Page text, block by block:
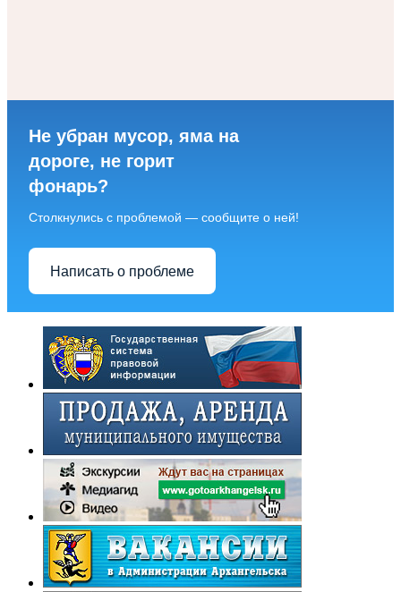
Не убран мусор, яма на
дороге, не горит
фонарь?
Столкнулись с проблемой — сообщите о ней!
Написать о проблеме